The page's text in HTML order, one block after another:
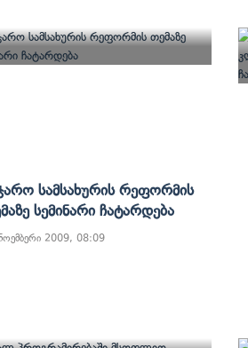
Სამსახურის Რეფორმის
Სემინარი Ჩატარდება
2009, 08:09